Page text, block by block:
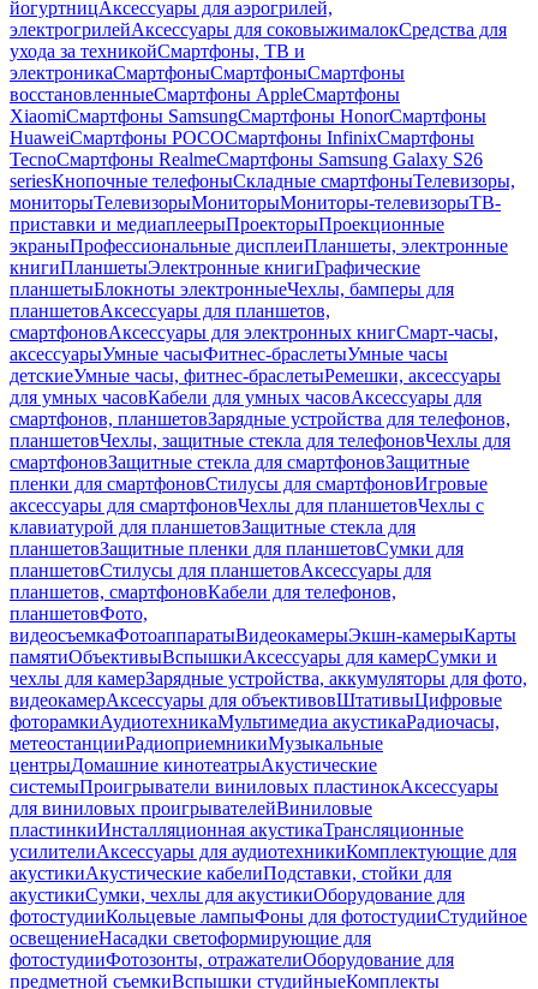
йогуртницАксессуары для аэрогрилей,
электрогрилейАксессуары для соковыжималокСредства для
ухода за техникойСмартфоны, ТВ и
электроникаСмартфоныСмартфоныСмартфоны
восстановленныеСмартфоны AppleСмартфоны
XiaomiСмартфоны SamsungСмартфоны HonorСмартфоны
HuaweiСмартфоны POCOСмартфоны InfinixСмартфоны
TecnoСмартфоны RealmeСмартфоны Samsung Galaxy S26
seriesКнопочные телефоныСкладные смартфоныТелевизоры,
мониторыТелевизорыМониторыМониторы-телевизорыТВ-
приставки и медиаплеерыПроекторыПроекционные
экраныПрофессиональные дисплеиПланшеты, электронные
книгиПланшетыЭлектронные книгиГрафические
планшетыБлокноты электронныеЧехлы, бамперы для
планшетовАксессуары для планшетов,
смартфоновАксессуары для электронных книгСмарт-часы,
аксессуарыУмные часыФитнес-браслетыУмные часы
детскиеУмные часы, фитнес-браслетыРемешки, аксессуары
для умных часовКабели для умных часовАксессуары для
смартфонов, планшетовЗарядные устройства для телефонов,
планшетовЧехлы, защитные стекла для телефоновЧехлы для
смартфоновЗащитные стекла для смартфоновЗащитные
пленки для смартфоновСтилусы для смартфоновИгровые
аксессуары для смартфоновЧехлы для планшетовЧехлы с
клавиатурой для планшетовЗащитные стекла для
планшетовЗащитные пленки для планшетовСумки для
планшетовСтилусы для планшетовАксессуары для
планшетов, смартфоновКабели для телефонов,
планшетовФото,
видеосъемкаФотоаппаратыВидеокамерыЭкшн-камерыКарты
памятиОбъективыВспышкиАксессуары для камерСумки и
чехлы для камерЗарядные устройства, аккумуляторы для фото,
видеокамерАксессуары для объективовШтативыЦифровые
фоторамкиАудиотехникаМультимедиа акустикаРадиочасы,
метеостанцииРадиоприемникиМузыкальные
центрыДомашние кинотеатрыАкустические
системыПроигрыватели виниловых пластинокАксессуары
для виниловых проигрывателейВиниловые
пластинкиИнсталляционная акустикаТрансляционные
усилителиАксессуары для аудиотехникиКомплектующие для
акустикиАкустические кабелиПодставки, стойки для
акустикиСумки, чехлы для акустикиОборудование для
фотостудииКольцевые лампыФоны для фотостудииСтудийное
освещениеНасадки светоформирующие для
фотостудииФотозонты, отражателиОборудование для
предметной съемкиВспышки студийныеКомплекты